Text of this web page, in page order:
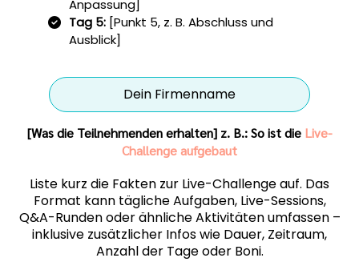
Anpassung]
Tag 5: [Punkt 5, z. B. Abschluss und
Ausblick]
Dein Firmenname
[Was die Teilnehmenden erhalten] z. B.: So ist die Live-
Challenge aufgebaut
Liste kurz die Fakten zur Live-Challenge auf. Das
Format kann tägliche Aufgaben, Live-Sessions,
Q&A-Runden oder ähnliche Aktivitäten umfassen –
inklusive zusätzlicher Infos wie Dauer, Zeitraum,
Anzahl der Tage oder Boni.